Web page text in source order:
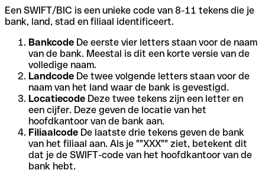
Een SWIFT/BIC is een unieke code van 8-11 tekens die je
bank, land, stad en filiaal identificeert.
Bankcode De eerste vier letters staan voor de naam
van de bank. Meestal is dit een korte versie van de
volledige naam.
Landcode De twee volgende letters staan voor de
naam van het land waar de bank is gevestigd.
Locatiecode Deze twee tekens zijn een letter en
een cijfer. Deze geven de locatie van het
hoofdkantoor van de bank aan.
Filiaalcode De laatste drie tekens geven de bank
van het filiaal aan. Als je ""XXX"" ziet, betekent dit
dat je de SWIFT-code van het hoofdkantoor van de
bank hebt.